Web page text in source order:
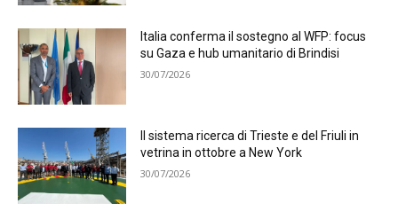
Italia conferma il sostegno al WFP: focus
su Gaza e hub umanitario di Brindisi
30/07/2026
Il sistema ricerca di Trieste e del Friuli in
vetrina in ottobre a New York
30/07/2026